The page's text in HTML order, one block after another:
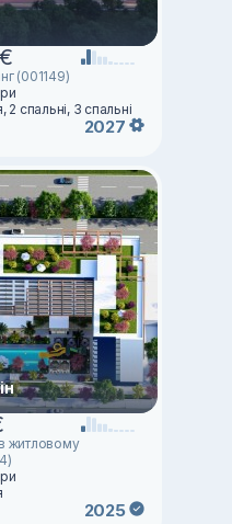
(001149)
2 спальні, 3 спальні
2027
житловому
2025